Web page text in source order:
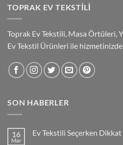
TOPRAK EV TEKSTILI
Toprak Ev Tekstili, Masa Örtüleri,
Ev Tekstil Ürünleri ile
SON HABERLER
16
Mar
Ev Tekstili Seçerken